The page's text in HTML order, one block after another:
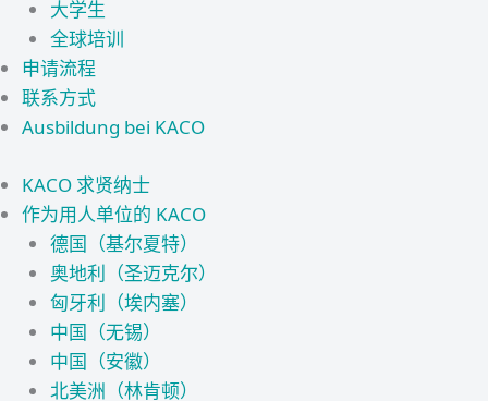
大学生
全球培训
申请流程
联系方式
Ausbildung bei KACO
KACO 求贤纳士
作为用人单位的 KACO
德国（基尔夏特）
奥地利（圣迈克尔）
匈牙利（埃内塞）
中国（无锡）
中国（安徽）
北美洲（林肯顿）